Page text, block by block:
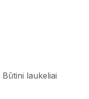
Būtini laukeliai